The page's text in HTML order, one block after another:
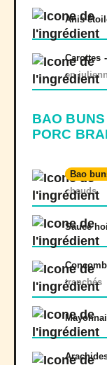
Anis
Carottes -
en
BAO
PORC
Bao
chauds
Sauce
tranchés